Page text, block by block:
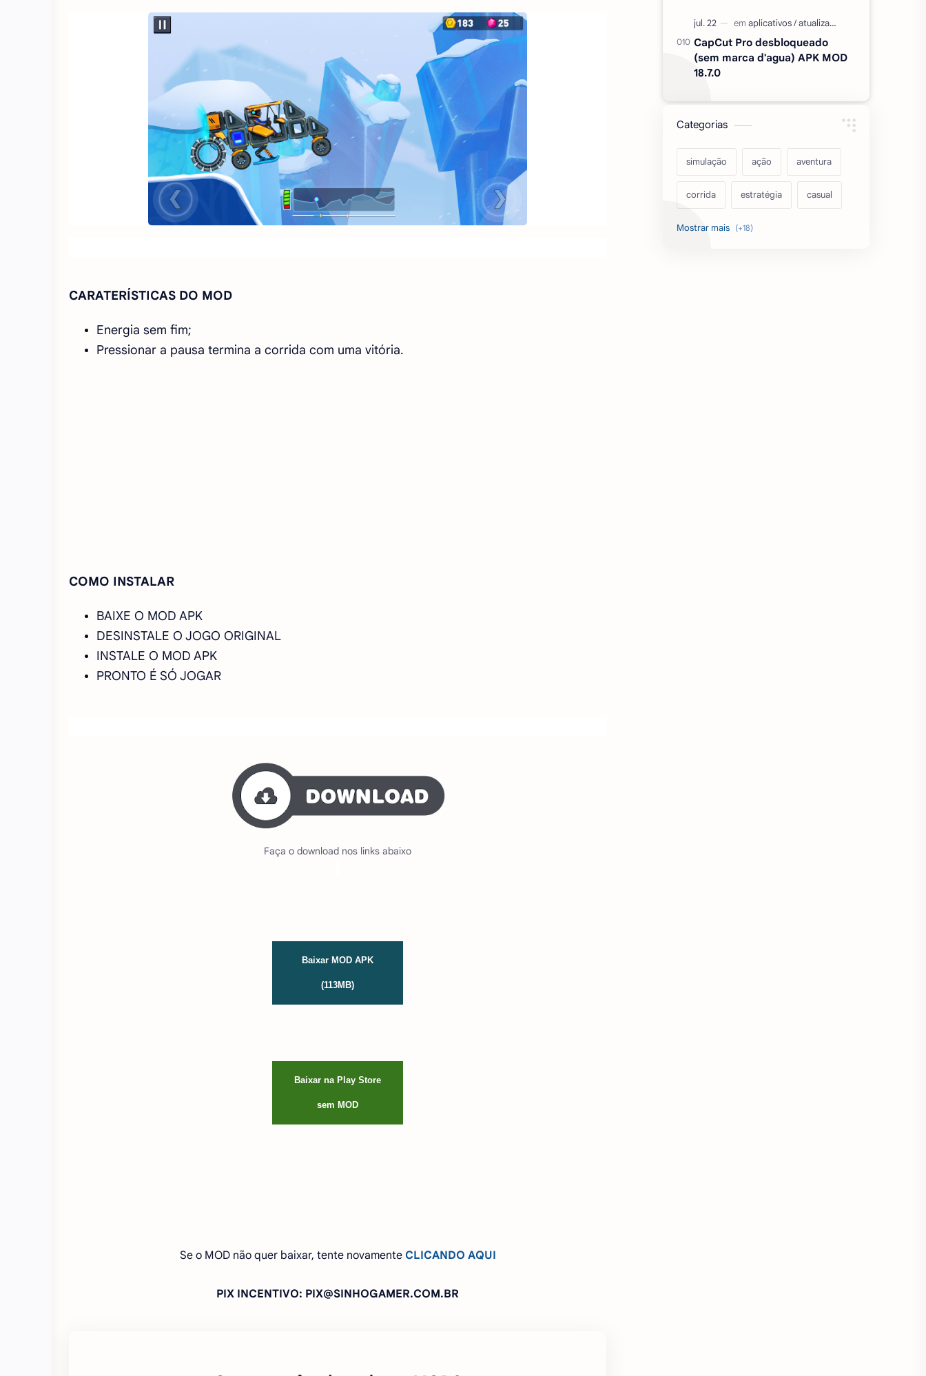
CARATERÍSTICAS DO MOD
Energia sem fim;
Pressionar a pausa termina a corrida com uma vitória.
COMO INSTALAR
BAIXE O MOD APK
DESINSTALE O JOGO ORIGINAL
INSTALE O MOD APK
PRONTO É SÓ JOGAR
Faça o download nos links abaixo
Baixar MOD APK
(113MB)
Baixar na Play Store
sem MOD
Se o MOD não quer baixar, tente novamente CLICANDO AQUI
PIX INCENTIVO: PIX@SINHOGAMER.COM.BR
CapCut Pro desbloqueado
(sem marca d'agua) APK MOD
18.7.0
Categorias
simulação ação aventura
corrida estratégia casual
acarde esportes